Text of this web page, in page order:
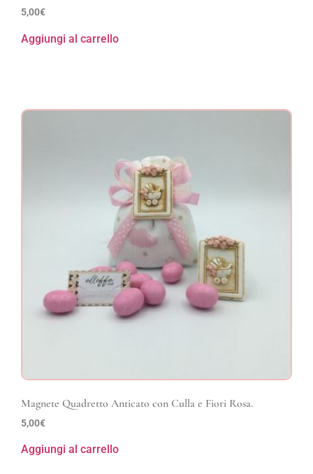
5,00€
Aggiungi al carrello
Magnete Quadretto Anticato con Culla e Fiori Rosa.
5,00€
Aggiungi al carrello